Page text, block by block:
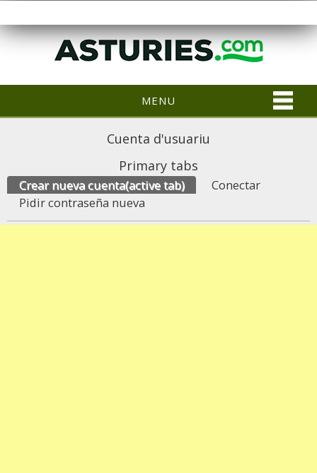
MENU
Cuenta d'usuariu
Primary tabs
Crear nueva cuenta(active tab)
Conectar
Pidir contraseña nueva